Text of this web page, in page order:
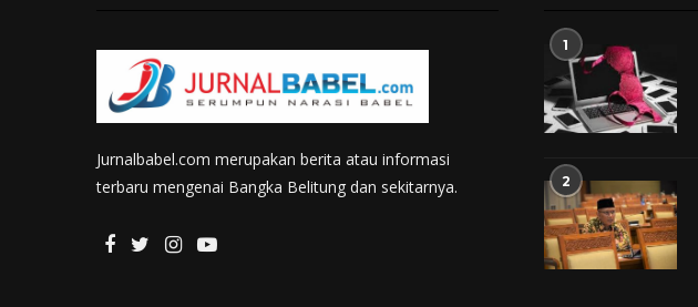
Jurnalbabel.com merupakan berita atau informasi
terbaru mengenai Bangka Belitung dan sekitarnya.
1
2